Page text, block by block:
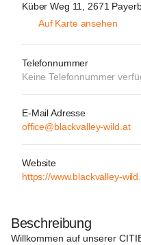
Küber Weg 11, 2671
Auf Karte ansehen
Telefonnummer
Keine Telefonnummer
E-Mail Adresse
office@blackvalley-wild.at
Website
https://www.blackvalley-
Beschreibung
Willkommen auf unserer